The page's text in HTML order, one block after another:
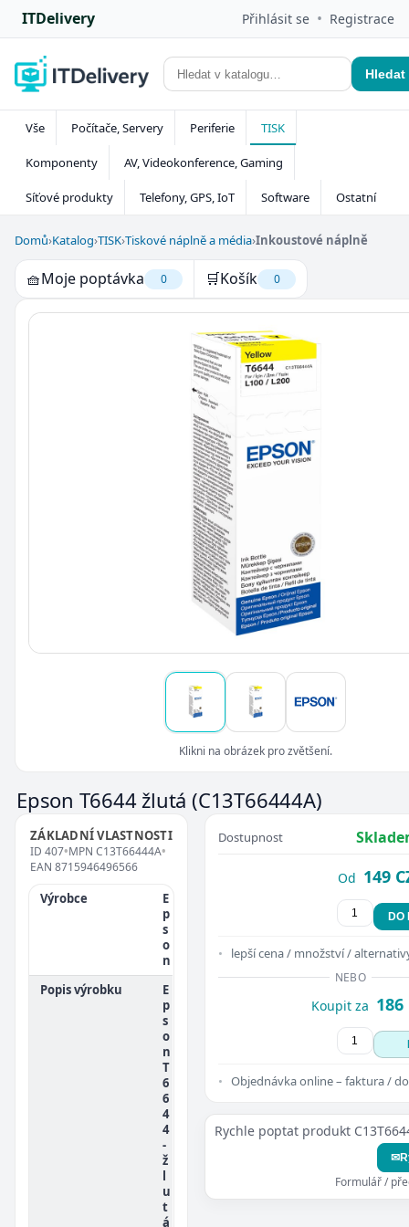
ITDelivery Přihlásit se • Registrace
Hledat
Vše Počítače, Servery Periferie TISK
Komponenty AV, Videokonference, Gaming
Síťové produkty Telefony, GPS, IoT Software Ostatní
Domů›Katalog›TISK›Tiskové náplně a média›Inkoustové náplně
🧺Moje poptávka 0 🛒Košík 0
Klikni na obrázek pro zvětšení.
Epson T6644 žlutá(C13T66444A)
ZÁKLADNÍ VLASTNOSTI
ID 407•MPN C13T66444A•
EAN 8715946496566
Výrobce
E
p
s
o
n
Popis výrobku
E
p
s
o
n
T
6
6
4
4
-
ž
l
u
t
á
Dostupnost
Od 149
DO
lepší cena / množství /
NEBO
Koupit za 186
Objednávka online – faktura /
Rychle poptat produkt
✉
Formulář /